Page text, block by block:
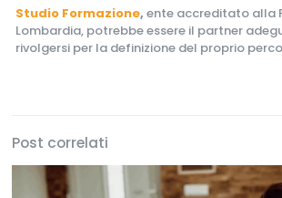
Studio Formazione,ente accreditato alla
Lombardia, potrebbe essere il partner
rivolgersi per la definizione del proprio
Post correlati